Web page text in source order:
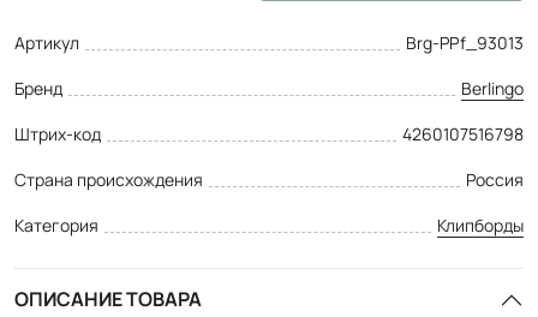
Артикул
Brg-PPf_93013
Бренд
Berlingo
Штрих-код
4260107516798
Страна происхождения
Россия
Категория
Клипборды
ОПИСАНИЕ ТОВАРА